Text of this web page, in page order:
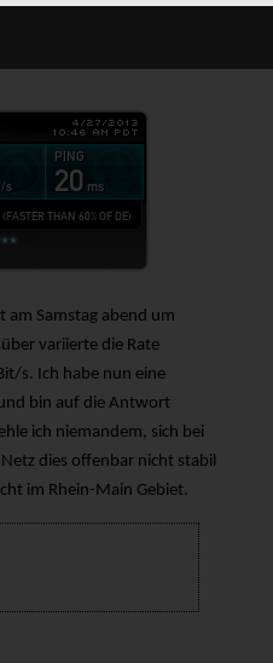
am Samstag abend um
variierte die Rate
s. Ich habe nun eine
bin auf die Antwort
ich niemandem, sich bei
dies offenbar nicht stabil
im Rhein-Main Gebiet.